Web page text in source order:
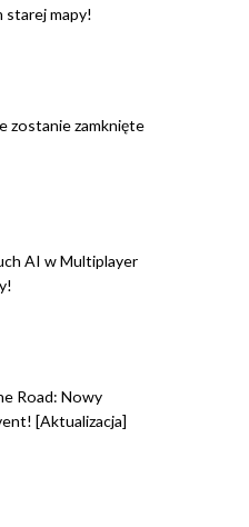
starej mapy!
zostanie zamknięte
AI w Multiplayer
Road: Nowy
[Aktualizacja]